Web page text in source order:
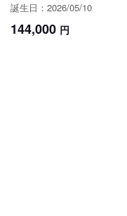
誕生日：2026/05/10
144,000 円